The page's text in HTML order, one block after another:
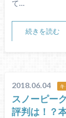
て…
続きを読む
2018.06.04
スノーピー
評判は！？